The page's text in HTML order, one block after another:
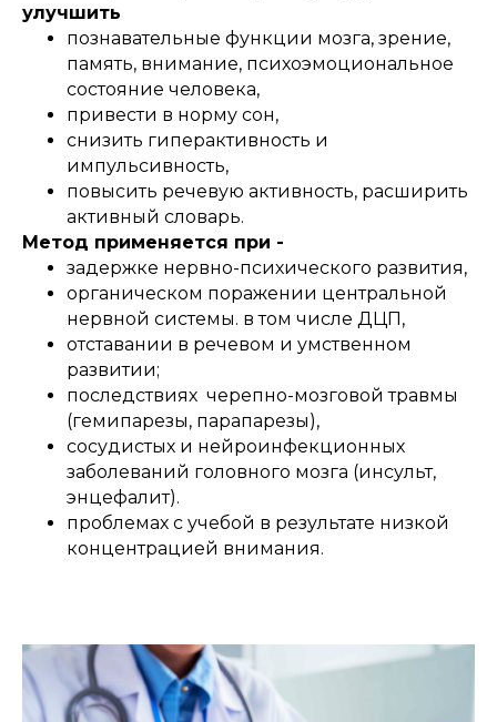
улучшить
познавательные функции мозга, зрение,
память, внимание, психоэмоциональное
состояние человека,
привести в норму сон,
снизить гиперактивность и
импульсивность,
повысить речевую активность, расширить
активный словарь.
Метод применяется при -
задержке нервно-психического развития,
органическом поражении центральной
нервной системы. в том числе ДЦП,
отставании в речевом и умственном
развитии;
последствиях черепно-мозговой травмы
(гемипарезы, парапарезы),
сосудистых и нейроинфекционных
заболеваний головного мозга (инсульт,
энцефалит).
проблемах с учебой в результате низкой
концентрацией внимания.